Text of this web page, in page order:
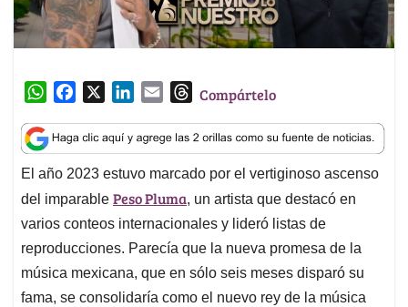
W
a
t
s
A
p
p
c
e
b
o
o
k
n
k
e
d
I
n
a
i
l
T
r
e
a
d
s
Compártelo
El año 2023 estuvo marcado por el vertiginoso ascenso
del imparable Peso Pluma, un artista que destacó en
varios conteos internacionales y lideró listas de
reproducciones. Parecía que la nueva promesa de la
música mexicana, que en sólo seis meses disparó su
fama, se consolidaría como el nuevo rey de la música